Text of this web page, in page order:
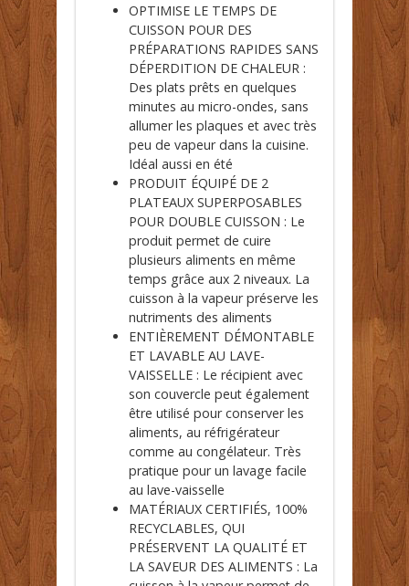
OPTIMISE LE TEMPS DE
CUISSON POUR DES
PRÉPARATIONS RAPIDES SANS
DÉPERDITION DE CHALEUR :
Des plats prêts en quelques
minutes au micro-ondes, sans
allumer les plaques et avec très
peu de vapeur dans la cuisine.
Idéal aussi en été
PRODUIT ÉQUIPÉ DE 2
PLATEAUX SUPERPOSABLES
POUR DOUBLE CUISSON : Le
produit permet de cuire
plusieurs aliments en même
temps grâce aux 2 niveaux. La
cuisson à la vapeur préserve les
nutriments des aliments
ENTIÈREMENT DÉMONTABLE
ET LAVABLE AU LAVE-
VAISSELLE : Le récipient avec
son couvercle peut également
être utilisé pour conserver les
aliments, au réfrigérateur
comme au congélateur. Très
pratique pour un lavage facile
au lave-vaisselle
MATÉRIAUX CERTIFIÉS, 100%
RECYCLABLES, QUI
PRÉSERVENT LA QUALITÉ ET
LA SAVEUR DES ALIMENTS : La